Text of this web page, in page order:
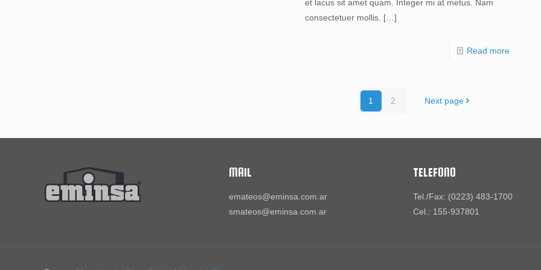
et lacus sit amet quam. Integer mi at metus. Nam
consectetuer mollis. […]
Read more
1 2 Next page
MAIL
emateos@eminsa.com.ar
smateos@eminsa.com.ar
TELEFONO
Tel./Fax: (0223) 483-1700
Cel.: 155-937801